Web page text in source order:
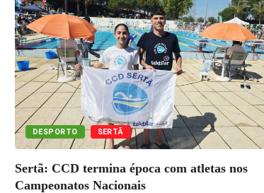
DESPORTO SERTÃ
Sertã: CCD termina época com atletas nos
Campeonatos Nacionais